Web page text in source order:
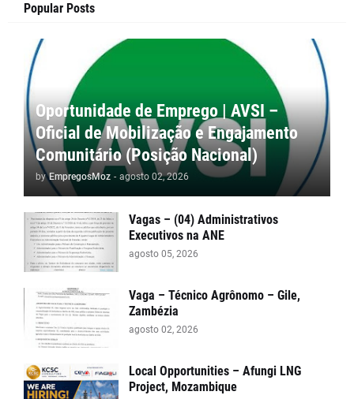
Popular Posts
Oportunidade de Emprego | AVSI –
Oficial de Mobilização e Engajamento
Comunitário (Posição Nacional)
by EmpregosMoz - agosto 02, 2026
Vagas – (04) Administrativos
Executivos na ANE
agosto 05, 2026
Vaga – Técnico Agrônomo – Gile,
Zambézia
agosto 02, 2026
Local Opportunities – Afungi LNG
Project, Mozambique